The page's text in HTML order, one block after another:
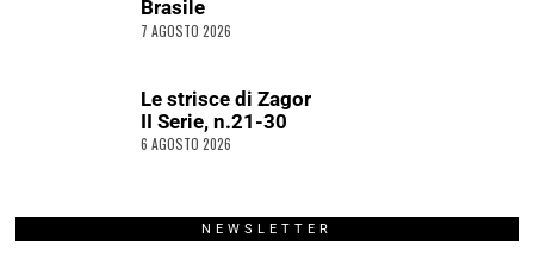
Brasile
7 AGOSTO 2026
Le strisce di Zagor
II Serie, n.21-30
6 AGOSTO 2026
NEWSLETTER